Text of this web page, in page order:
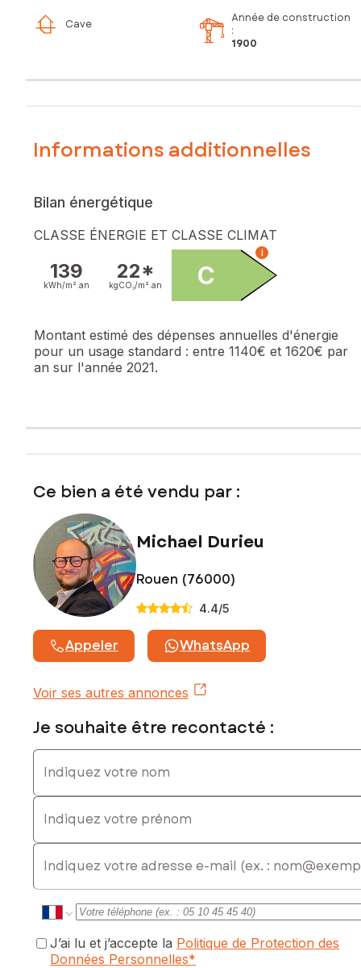
Cave
Année de construction
:
1900
Informations additionnelles
Bilan énergétique
CLASSE ÉNERGIE ET CLASSE CLIMAT
139
kWh/m². an
22*
kgCO₂/m². an C
i
Montant estimé des dépenses annuelles d'énergie
pour un usage standard : entre 1140€ et 1620€ par
an sur l'année 2021.
Ce bien a été vendu par :
Michael Durieu
Rouen (76000)
4.4/5
Appeler WhatsApp
Voir ses autres annonces
Je souhaite être recontacté :
Indiquez votre nom
Indiquez votre prénom
E-mail
J’ai lu et j’accepte la Politique de Protection des
Données Personnelles*